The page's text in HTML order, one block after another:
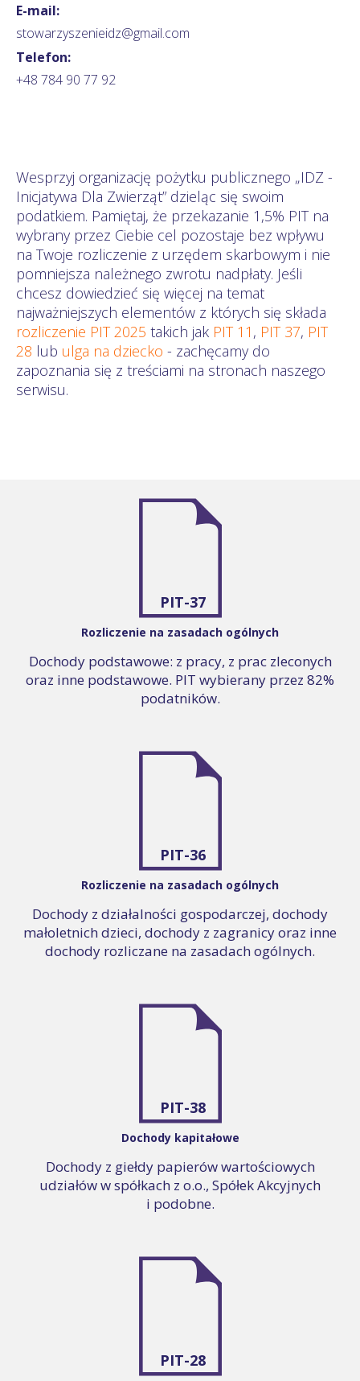
E-mail:
stowarzyszenieidz@gmail.com
Telefon:
+48 784 90 77 92
Wesprzyj organizację pożytku publicznego „IDZ -
Inicjatywa Dla Zwierząt” dzieląc się swoim
podatkiem. Pamiętaj, że przekazanie 1,5% PIT na
wybrany przez Ciebie cel pozostaje bez wpływu
na Twoje rozliczenie z urzędem skarbowym i nie
pomniejsza należnego zwrotu nadpłaty. Jeśli
chcesz dowiedzieć się więcej na temat
najważniejszych elementów z których się składa
rozliczenie PIT 2025 takich jak PIT 11 , PIT 37, PIT
28 lub ulga na dziecko - zachęcamy do
zapoznania się z treściami na stronach naszego
serwisu.
PIT-37
Rozliczenie na zasadach ogólnych
Dochody podstawowe: z pracy, z prac zleconych
oraz inne podstawowe. PIT wybierany przez 82%
podatników.
PIT-36
Rozliczenie na zasadach ogólnych
Dochody z działalności gospodarczej, dochody
małoletnich dzieci, dochody z zagranicy oraz inne
dochody rozliczane na zasadach ogólnych.
PIT-38
Dochody kapitałowe
Dochody z giełdy papierów wartościowych
udziałów w spółkach z o.o., Spółek Akcyjnych
i podobne.
PIT-28